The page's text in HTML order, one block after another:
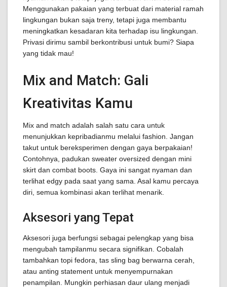
Menggunakan pakaian yang terbuat dari material ramah
lingkungan bukan saja treny, tetapi juga membantu
meningkatkan kesadaran kita terhadap isu lingkungan.
Privasi dirimu sambil berkontribusi untuk bumi? Siapa
yang tidak mau!
Mix and Match: Gali
Kreativitas Kamu
Mix and match adalah salah satu cara untuk
menunjukkan kepribadianmu melalui fashion. Jangan
takut untuk bereksperimen dengan gaya berpakaian!
Contohnya, padukan sweater oversized dengan mini
skirt dan combat boots. Gaya ini sangat nyaman dan
terlihat edgy pada saat yang sama. Asal kamu percaya
diri, semua kombinasi akan terlihat menarik.
Aksesori yang Tepat
Aksesori juga berfungsi sebagai pelengkap yang bisa
mengubah tampilanmu secara signifikan. Cobalah
tambahkan topi fedora, tas sling bag berwarna cerah,
atau anting statement untuk menyempurnakan
penampilan. Mungkin perhiasan daur ulang menjadi